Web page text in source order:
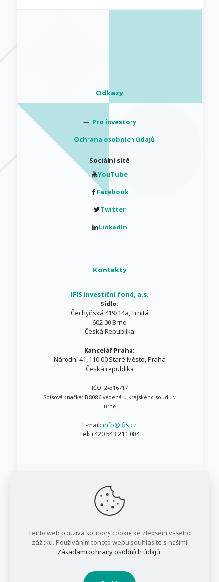
Odkazy
— Pro investory
— Ochrana osobních údajů
Sociální sítě
YouTube
Facebook
Twitter
Linkedln
Kontakty
IFIS investiční fond, a.s.
Sídlo:
Čechyňská 419/14a, Trnitá
602 00 Brno
Česká Republika
Kancelář Praha:
Národní 41, 110 00 Staré Město, Praha
Česká republika
IČO: 24316717
Spisová značka: B 8086 vedená u Krajského soudu v
Brně
E-mail: info@ifis.cz
Tel: +420 543 211 084
/ IFIS investiční fond, a.s.
Tento web používá soubory cookie ke zlepšení vašeho
zážitku. Používáním tohoto webu souhlasíte s našimi
Zásadami ochrany osobních údajů.